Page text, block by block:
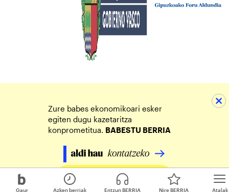
Gaur Atalak
Azken berriak Entzun BERRIA Nire BERRIA
Zure babes ekonomikoari esker
egiten dugu kazetaritza
konprometitua. BABESTU BERRIA
Egin zure ekarpena